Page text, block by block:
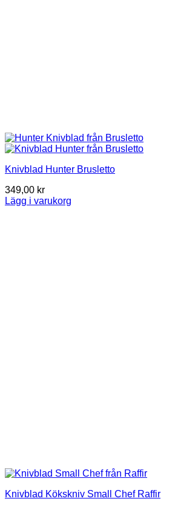
Knivblad Hunter Brusletto
349,00 kr
Lägg i varukorg
Knivblad Kökskniv Small Chef Raffir